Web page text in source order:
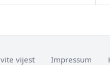
vijest Impressum